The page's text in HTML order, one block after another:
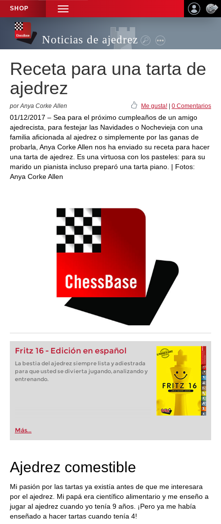
SHOP
TOGGLE
NAVIGATION
Noticias de ajedrez
Receta para una tarta de
ajedrez
por Anya Corke Allen Me gusta! 0 Comentarios
01/12/2017 – Sea para el próximo cumpleaños de un amigo
ajedrecista, para festejar las Navidades o Nochevieja con una
familia aficionada al ajedrez o simplemente por las ganas de
probarla, Anya Corke Allen nos ha enviado su receta para hacer
una tarta de ajedrez. Es una virtuosa con los pasteles: para su
marido un pianista incluso preparó una tarta piano. | Fotos:
Anya Corke Allen
Fritz 16 - Edición en español
La bestia del ajedrez siempre lista y adiestrada
para que usted se divierta jugando, analizando y
entrenando.
Más...
Ajedrez comestible
Mi pasión por las tartas ya existía antes de que me interesara
por el ajedrez. Mi papá era científico alimentario y me enseño a
jugar al ajedrez cuando yo tenía 9 años. ¡Pero ya me había
enseñado a hacer tartas cuando tenía 4!